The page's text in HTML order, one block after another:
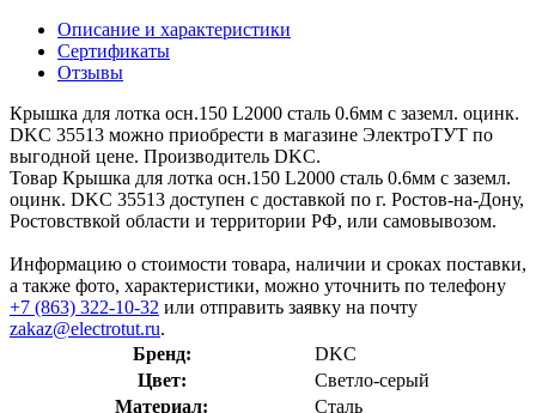
Описание и характеристики
Сертификаты
Отзывы
Крышка для лотка осн.150 L2000 сталь 0.6мм с заземл. оцинк.
DKC 35513 можно приобрести в магазине ЭлектроТУТ по
выгодной цене. Производитель DKC.
Товар Крышка для лотка осн.150 L2000 сталь 0.6мм с заземл.
оцинк. DKC 35513 доступен с доставкой по г. Ростов-на-Дону,
Ростовствкой области и территории РФ, или самовывозом.
Информацию о стоимости товара, наличии и сроках поставки,
а также фото, характеристики, можно уточнить по телефону
+7 (863) 322-10-32 или отправить заявку на почту
zakaz@electrotut.ru.
Бренд:
DKC
Цвет:
Светло-серый
Материал:
Сталь